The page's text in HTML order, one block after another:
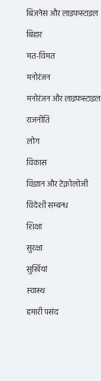
बिज़नेस और लाइफस्टाइल
बिहार
मत-विमत
मनोरंजन
मनोरंजन और लाइफस्टाइल
राजनीति
लोग
विकास
विज्ञान और टेक्नोलोजी
विदेशी सम्बन्ध
शिक्षा
सुरक्षा
सुर्खियां
स्वास्थ
हमारी पसंद